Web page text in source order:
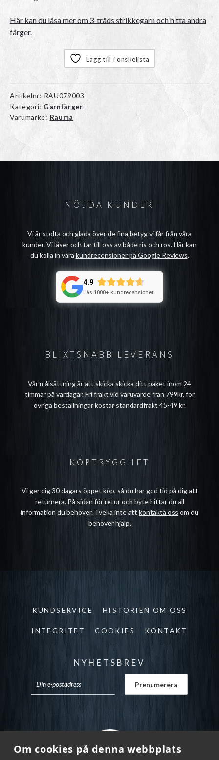
Om cookies på denna webbplats
Här kan du läsa mer om 3-tråds strikkegarn och hitta andra
färger.
Lägg till i önskelista
Artikelnr: RAU079003
Kategori: Garnfärger
Varumärke: Rauma
BLIXTSNABB LEVERANS
Vår målsättning är att skicka skicka ditt paket inom 24
timmar på vardagar. Fri frakt vid varuvärde från 799kr, för
övriga beställningar kostar standardfrakt 45-49 kr.
NÖJDA KUNDER
Vi är stolta och glada över de fina betyg vi får från våra
kunder. Vi läser och tar till oss av både ris och ros. Här kan
du kolla in våra kundrecensioner på Google Reviews.
4.9
Läs 1000+ kundrecensioner
KÖPTRYGGHET
Vi ger dig 30 dagars öppet köp, så du har god tid på dig att
returnera. På sidan förretur och bytehittar du all
information du behöver. Tveka inte att kontakta oss om du
behöver hjälp.
KUNDSERVICE HISTORIEN OM OSS
INTEGRITET COOKIES KONTAKT
NYHETSBREV